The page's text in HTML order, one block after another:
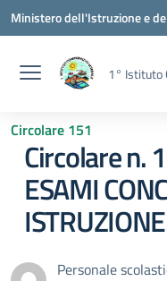
Vai ai contenuti
Vai al menu di navigazione
Vai al footer
Ministero dell'Istruzione e
1° Istituto
Circolare 151
Circolare n.
ESAMI
ISTRUZIONE
Personale